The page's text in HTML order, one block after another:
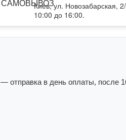
Киев, ул. Новозабарская,
10:00 до 16:00.
— отправка в день оплаты, после